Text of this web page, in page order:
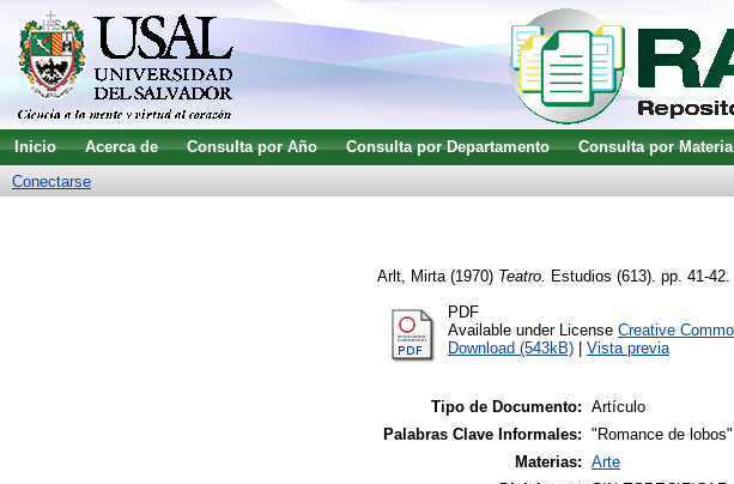
Inicio Acerca de Consulta por Año Consulta por Departamento Consulta por Materia
Conectarse
Arlt, Mirta (1970) Teatro. Estudios (613). pp. 41-42.
PDF
Available under License Creative
Download (543kB)
Vista previa
Tipo de Documento: Artículo
Palabras Clave Informales: "Romance de
Materias: Arte